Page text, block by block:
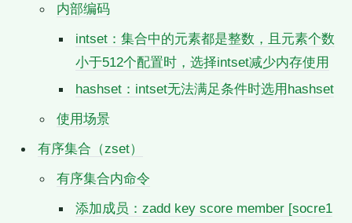
内部编码
intset：集合中的元素都是整数，且元素个数
小于512个配置时，选择intset减少内存使用
hashset：intset无法满足条件时选用hashset
使用场景
有序集合（zset）
有序集合内命令
添加成员：zadd key score member [socre1